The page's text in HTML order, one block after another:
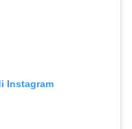
Instagram